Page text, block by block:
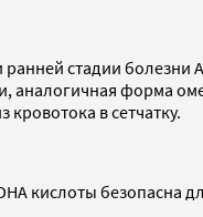
стадии болезни
аналогичная форма
в сетчатку.
кислоты безопасна